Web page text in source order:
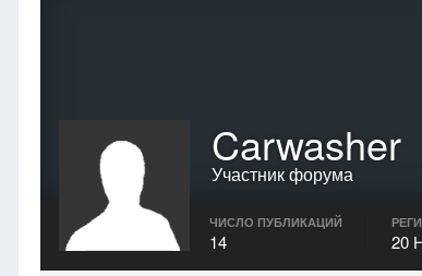
Carwasher
Участник форума
ЧИСЛО ПУБЛИКАЦИЙ
14 20